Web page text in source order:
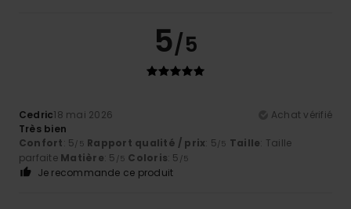
5/5
Cedric18 mai 2026
Achat vérifié
Très bien
Confort: 5 /5 Rapport qualité / prix: 5 /5 Taille: Taille
parfaite Matière: 5 /5 Coloris: 5 /5
Je recommande ce produit